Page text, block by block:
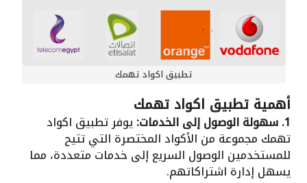
تطبيق اكواد تهمك
أهمية تطبيق اكواد تهمك
1. سهولة الوصول إلى الخدمات: يوفر تطبيق اكواد
تهمك مجموعة من الأكواد المختصرة التي تتيح
للمستخدمين الوصول السريع إلى خدمات متعددة، مما
يسهل إدارة اشتراكاتهم.